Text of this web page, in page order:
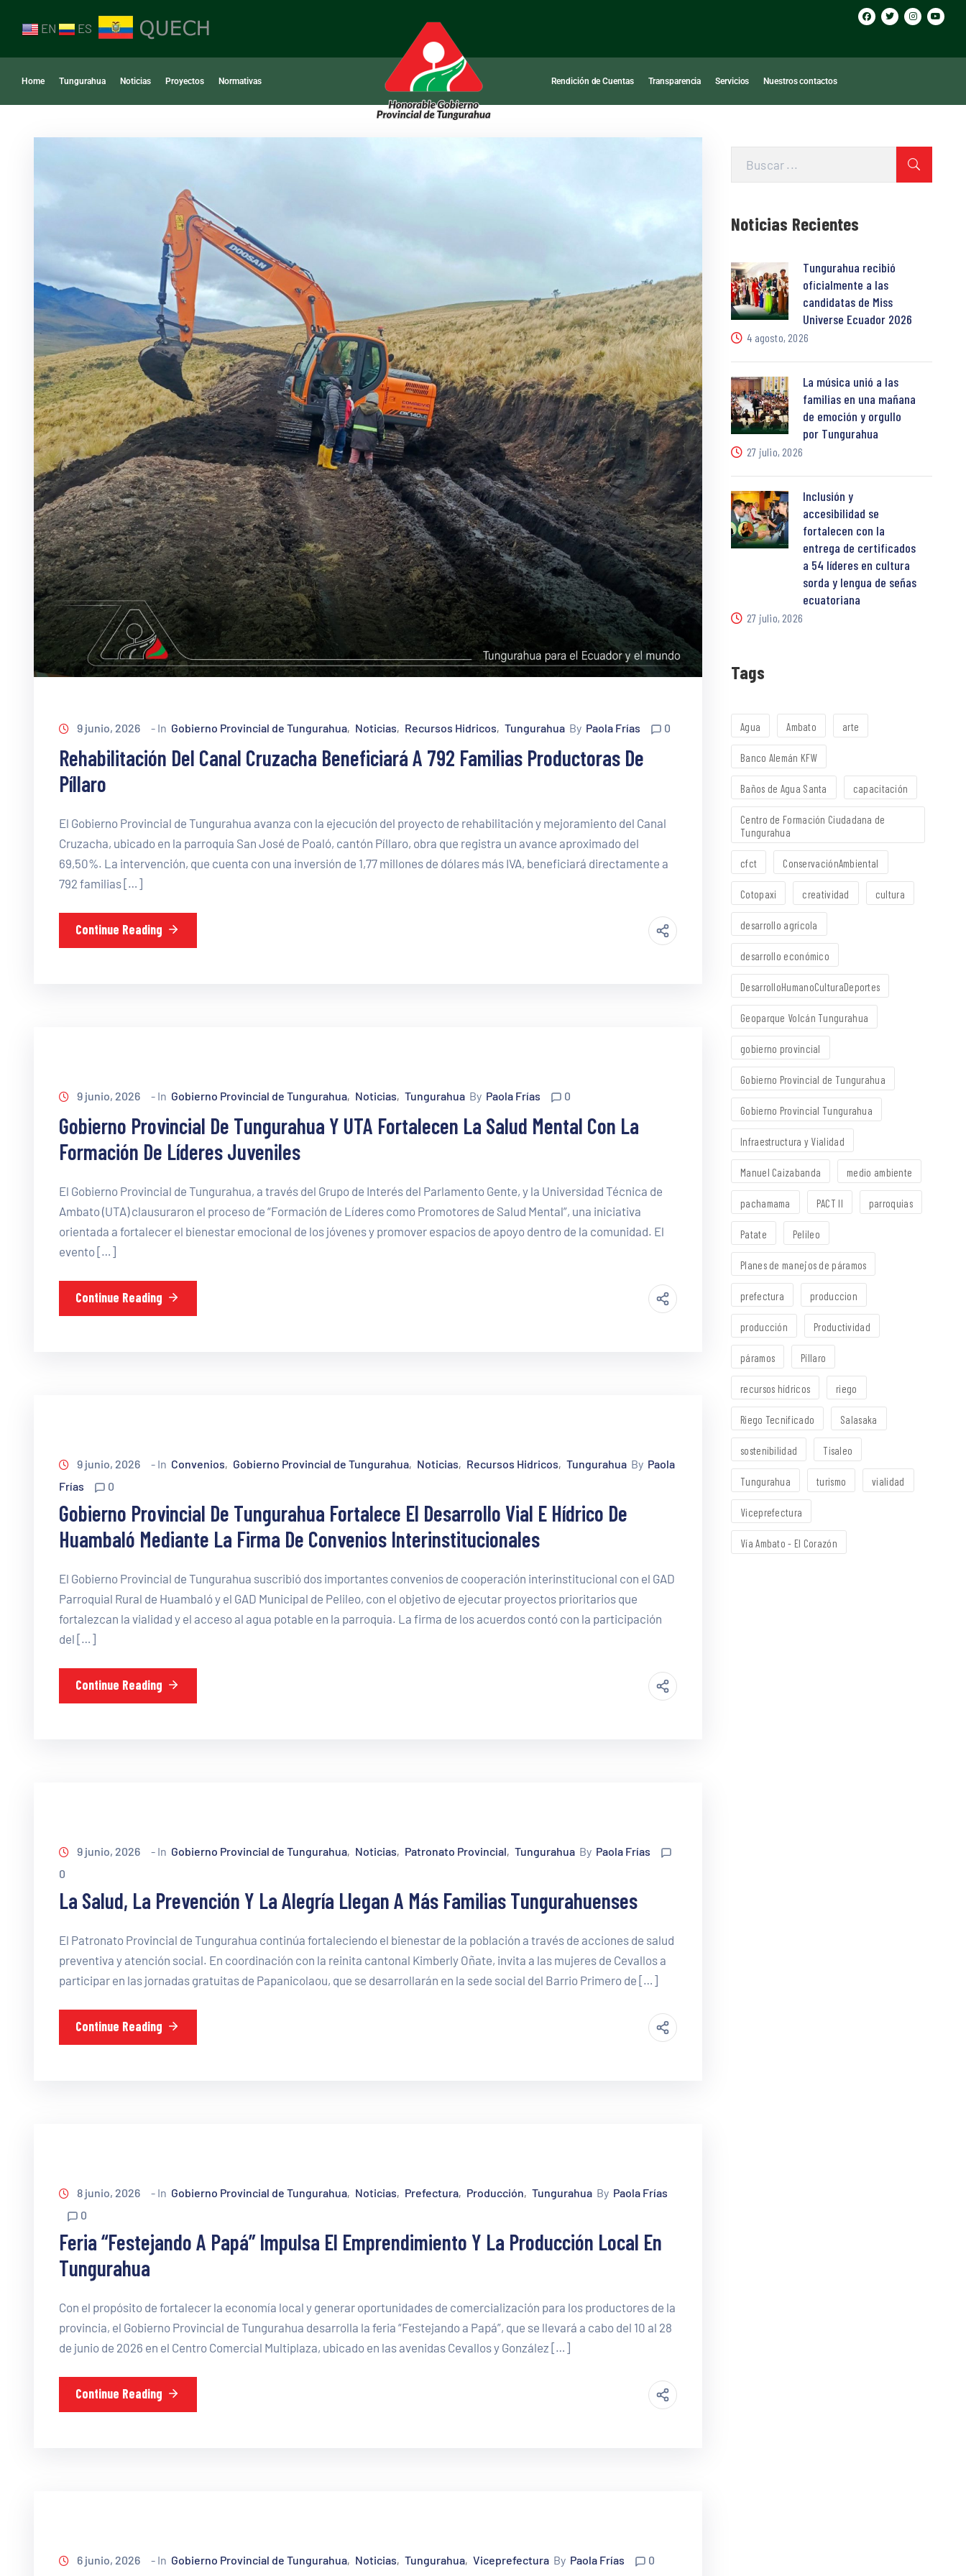
EN ES
Home Tungurahua Noticias Proyectos Normativas Rendición de Cuentas Transparencia Servicios Nuestros contactos
9 junio, 2026 - In Gobierno Provincial de Tungurahua‚ Noticias‚ Recursos Hidricos‚ Tungurahua By Paola Frías 0
Rehabilitación Del Canal Cruzacha Beneficiará A 792 Familias Productoras De
Píllaro
El Gobierno Provincial de Tungurahua avanza con la ejecución del proyecto de rehabilitación y mejoramiento del Canal
Cruzacha, ubicado en la parroquia San José de Poaló, cantón Píllaro, obra que registra un avance aproximado del
69,50%. La intervención, que cuenta con una inversión de 1,77 millones de dólares más IVA, beneficiará directamente a
792 familias […]
Continue Reading
9 junio, 2026 - In Gobierno Provincial de Tungurahua‚ Noticias‚ Tungurahua By Paola Frías 0
Gobierno Provincial De Tungurahua Y UTA Fortalecen La Salud Mental Con La
Formación De Líderes Juveniles
El Gobierno Provincial de Tungurahua, a través del Grupo de Interés del Parlamento Gente, y la Universidad Técnica de
Ambato (UTA) clausuraron el proceso de “Formación de Líderes como Promotores de Salud Mental”, una iniciativa
orientada a fortalecer el bienestar emocional de los jóvenes y promover espacios de apoyo dentro de la comunidad. El
evento […]
Continue Reading
9 junio, 2026 - In Convenios‚ Gobierno Provincial de Tungurahua‚ Noticias‚ Recursos Hidricos‚ Tungurahua By Paola
Frías
0
Gobierno Provincial De Tungurahua Fortalece El Desarrollo Vial E Hídrico De
Huambaló Mediante La Firma De Convenios Interinstitucionales
El Gobierno Provincial de Tungurahua suscribió dos importantes convenios de cooperación interinstitucional con el GAD
Parroquial Rural de Huambaló y el GAD Municipal de Pelileo, con el objetivo de ejecutar proyectos prioritarios que
fortalezcan la vialidad y el acceso al agua potable en la parroquia. La firma de los acuerdos contó con la participación
del […]
Continue Reading
9 junio, 2026 - In Gobierno Provincial de Tungurahua‚ Noticias‚ Patronato Provincial‚ Tungurahua By Paola Frías
0
La Salud, La Prevención Y La Alegría Llegan A Más Familias Tungurahuenses
El Patronato Provincial de Tungurahua continúa fortaleciendo el bienestar de la población a través de acciones de salud
preventiva y atención social. En coordinación con la reinita cantonal Kimberly Oñate, invita a las mujeres de Cevallos a
participar en las jornadas gratuitas de Papanicolaou, que se desarrollarán en la sede social del Barrio Primero de […]
Continue Reading
8 junio, 2026 - In Gobierno Provincial de Tungurahua‚ Noticias‚ Prefectura‚ Producción‚ Tungurahua By Paola Frías
0
Feria “Festejando A Papá” Impulsa El Emprendimiento Y La Producción Local En
Tungurahua
Con el propósito de fortalecer la economía local y generar oportunidades de comercialización para los productores de la
provincia, el Gobierno Provincial de Tungurahua desarrolla la feria “Festejando a Papá”, que se llevará a cabo del 10 al 28
de junio de 2026 en el Centro Comercial Multiplaza, ubicado en las avenidas Cevallos y González […]
Continue Reading
6 junio, 2026 - In Gobierno Provincial de Tungurahua‚ Noticias‚ Tungurahua‚ Viceprefectura By Paola Frías 0
Noticias Recientes
Tungurahua recibió
oficialmente a las
candidatas de Miss
Universe Ecuador 2026
4 agosto, 2026
La música unió a las
familias en una mañana
de emoción y orgullo
por Tungurahua
27 julio, 2026
Inclusión y
accesibilidad se
fortalecen con la
entrega de certificados
a 54 líderes en cultura
sorda y lengua de señas
ecuatoriana
27 julio, 2026
Tags
Agua Ambato arte
Banco Alemán KFW
Baños de Agua Santa capacitación
Centro de Formación Ciudadana de
Tungurahua
cfct ConservaciónAmbiental
Cotopaxi creatividad cultura
desarrollo agrícola
desarrollo económico
DesarrolloHumanoCulturaDeportes
Geoparque Volcán Tungurahua
gobierno provincial
Gobierno Provincial de Tungurahua
Gobierno Provincial Tungurahua
Infraestructura y Vialidad
Manuel Caizabanda medio ambiente
pachamama PACT II parroquias
Patate Pelileo
Planes de manejos de páramos
prefectura produccion
producción Productividad
páramos Píllaro
recursos hídricos riego
Riego Tecnificado Salasaka
sostenibilidad Tisaleo
Tungurahua turismo vialidad
Viceprefectura
Vía Ambato - El Corazón